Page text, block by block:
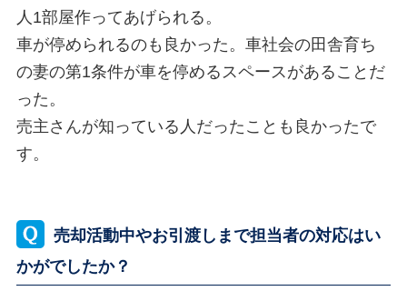
人1部屋作ってあげられる。
車が停められるのも良かった。車社会の田舎育ち
の妻の第1条件が車を停めるスペースがあることだ
った。
売主さんが知っている人だったことも良かったで
す。
売却活動中やお引渡しまで担当者の対応はい
かがでしたか？